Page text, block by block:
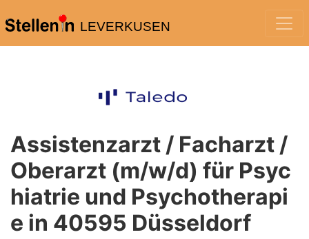
LEVERKUSEN
Assistenzarzt / Facharzt /
Oberarzt (m/w/d) für Psyc
hiatrie und Psychotherapi
e in 40595 Düsseldorf